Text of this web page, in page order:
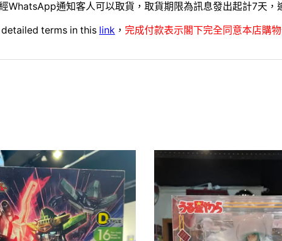
WhatsApp通知客人可以取貨，取貨期限為訊息發出起計7天，
terms in this link ， 完成付款表示閣下完全同意本店購